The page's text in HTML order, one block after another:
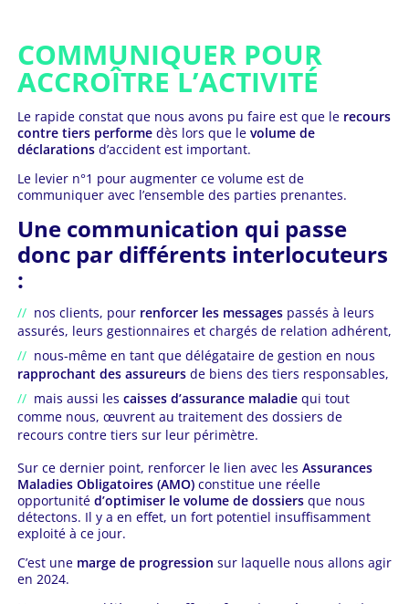
COMMUNIQUER POUR
ACCROÎTRE L’ACTIVITÉ
Le rapide constat que nous avons pu faire est que le recours
contre tiers performedès lors que le volume de
déclarationsd’accident est important.
Le levier n°1 pour augmenter ce volume est de
communiquer avec l’ensemble des parties prenantes.
Une communication qui passe
donc par différents interlocuteurs
:
nos clients, pour renforcer les messagespassés à leurs
assurés, leurs gestionnaires et chargés de relation adhérent,
nous-même en tant que délégataire de gestion en nous
rapprochant des assureursde biens des tiers responsables,
mais aussi les caisses d’assurance maladiequi tout
comme nous, œuvrent au traitement des dossiers de
recours contre tiers sur leur périmètre.
Sur ce dernier point, renforcer le lien avec les Assurances
Maladies Obligatoires (AMO)constitue une réelle
opportunité d’optimiser le volume de dossiersque nous
détectons. Il y a en effet, un fort potentiel insuffisamment
exploité à ce jour.
C’est une marge de progression sur laquelle nous allons agir
en 2024.